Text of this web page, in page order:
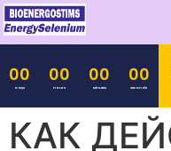
00
Days
00
Hours
00
Minutes
00
Seconds
КАК